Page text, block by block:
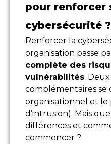
pour renforcer
cybersécurité ?
Renforcer la
organisation passe
complète des
vulnérabilités.
complémentaires se
organisationnel et le
d’intrusion). Mais
différences et
commencer ?